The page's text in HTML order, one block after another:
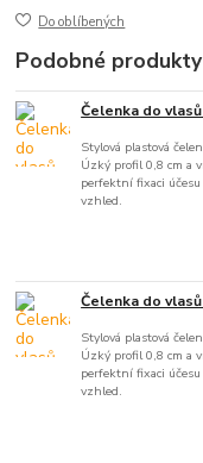
Do oblíbených
Podobné produkty
Čelenka do
Stylová plastová
Úzký profil 0,8 cm a
perfektní fixaci
vzhled.
Čelenka do
Stylová plastová
Úzký profil 0,8 cm a
perfektní fixaci
vzhled.